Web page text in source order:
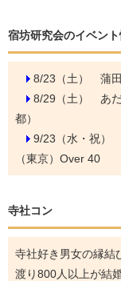
宿坊研究会のイベン
8/23（土） 蒲
8/29（土） あ
都）
9/23（水・祝）
（東京）Over 40
寺社コン
寺社好き男女の縁結
渡り800人以上が結